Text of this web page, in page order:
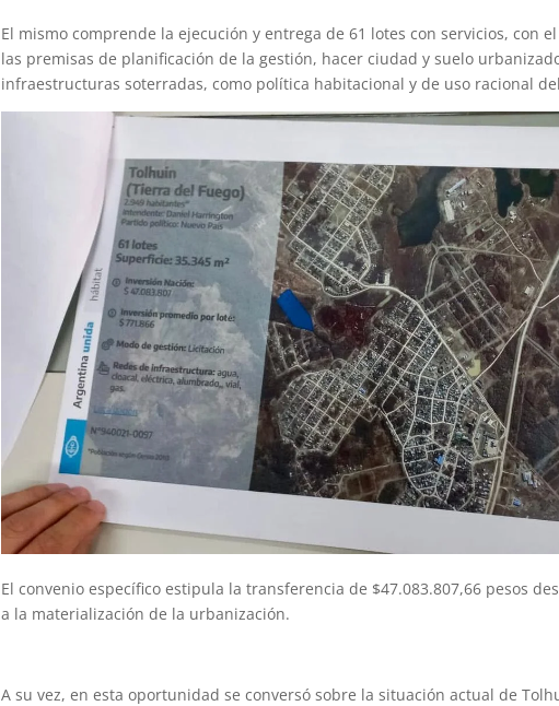
El mismo comprende la ejecución y entrega de 61 lotes con servicios, con
las premisas de planificación de la gestión, hacer ciudad y suelo
infraestructuras soterradas, como política habitacional y de uso racional
El convenio específico estipula la transferencia de $47.083.807,66 pesos
a la materialización de la urbanización.
A su vez, en esta oportunidad se conversó sobre la situación actual de